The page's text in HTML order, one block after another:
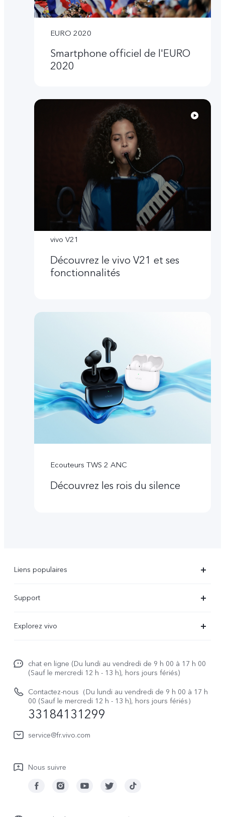
EURO 2020
Smartphone officiel de l'EURO
2020
vivo V21
Découvrez le vivo V21 et ses
fonctionnalités
Ecouteurs TWS 2 ANC
Découvrez les rois du silence
Liens populaires
V23 5G
Y22s
Y35
Support
Centre de services
Authentification IMEI
Prix des réparations hors garantie
Demande de retour en réparation-ICP
Demande de retour en réparation-SBE
Manuel de l'utilisateur
Mise à jour du système
Explorez vivo
La vie chez vivo
vivo netiquette
About Us
Centre de confidentialité vivo
chat en ligne (Du lundi au vendredi de 9 h 00 à 17 h 00
(Sauf le mercredi 12 h - 13 h), hors jours fériés)
Contactez-nous（Du lundi au vendredi de 9 h 00 à 17 h
00 (Sauf le mercredi 12 h - 13 h), hors jours fériés）
33184131299
service@fr.vivo.com
Nous suivre